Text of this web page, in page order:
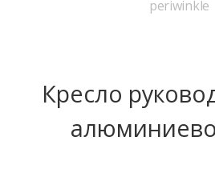
periwinkle
Кресло